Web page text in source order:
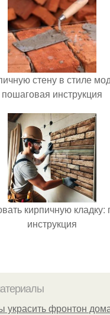
стену в стиле
пошаговая инструкция
кирпичную
инструкция
украсить фронтон